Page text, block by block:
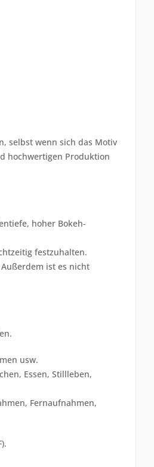
selbst wenn sich das Motiv
hochwertigen Produktion
hoher Bokeh-
festzuhalten.
ist es nicht
usw.
Essen, Stillleben,
Fernaufnahmen,